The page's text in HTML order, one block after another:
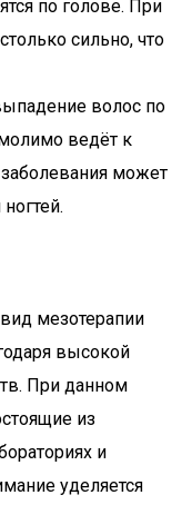
по голове. При
сильно, что
волос по
ведёт к
может
мезотерапии
высокой
При данном
из
и
уделяется